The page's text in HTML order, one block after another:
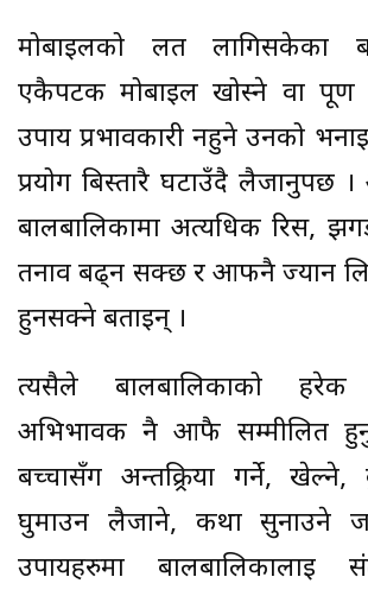
मोबाइलको लत लागिसकेका
एकैपटक मोबाइल खोस्ने वा
उपाय प्रभावकारी नहुने उनको
प्रयोग बिस्तारै घटाउँदै लैजानुपर्छ
बालबालिकामा अत्यधिक रिस,
तनाव बढ्न सक्छ र आफनै ज्यान
हुनसक्ने बताइन् ।
त्यसैले बालबालिकाको हरेक
अभिभावक नै आफै सम्मीलित
बच्चासँग अन्तक्र्रिया गर्ने, खेल्ने,
घुमाउन लैजाने, कथा सुनाउने
उपायहरुमा बालबालिकालाई